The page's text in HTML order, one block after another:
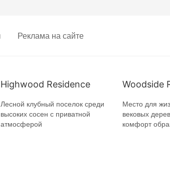
Реклама на сайте
Highwood Residence
Лесной клубный поселок среди
высоких сосен с приватной
атмосферой
Woodside
Место для
вековых
комфорт